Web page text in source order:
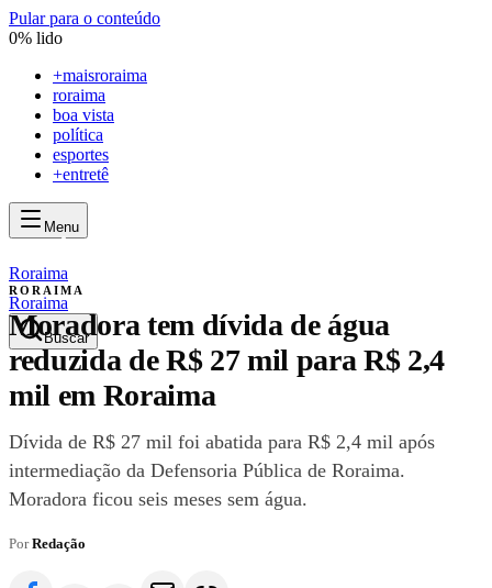
Pular para o conteúdo
0% lido
+maisroraima
roraima
boa vista
política
esportes
+entretê
Menu
maisroraima
mais
Roraima
Buscar
Roraima
RORAIMA
Moradora tem dívida de água
reduzida de R$ 27 mil para R$ 2,4
mil em Roraima
Dívida de R$ 27 mil foi abatida para R$ 2,4 mil após
intermediação da Defensoria Pública de Roraima.
Moradora ficou seis meses sem água.
PorRedação